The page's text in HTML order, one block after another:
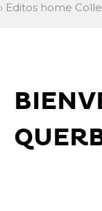
› Editos home